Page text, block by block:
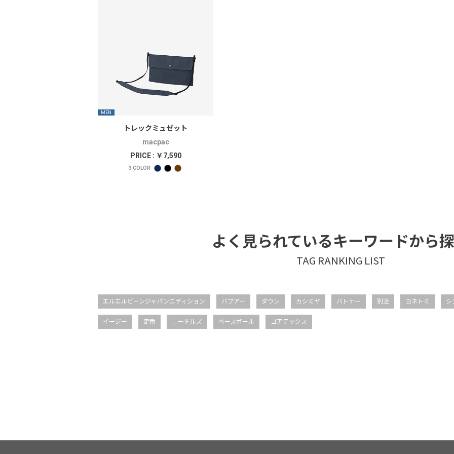
MEN
トレックミュゼット
macpac
PRICE : ￥7,590
3 COLOR
よく見られているキーワードから
エルエルビーンジャパンエディション バブアー ダウン カシミヤ バトナー 別注 ヨネトミ シ
イージー 定番 ニードルズ ベースボール ゴアテックス